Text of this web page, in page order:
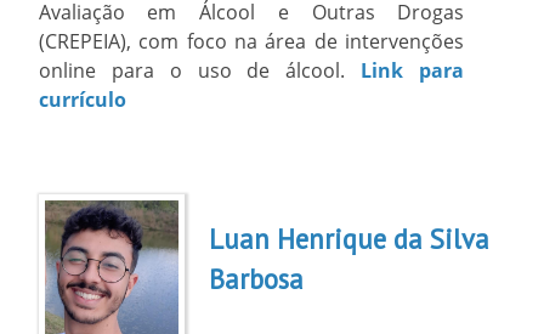
Avaliação em Álcool e Outras Drogas
(CREPEIA), com foco na área de intervenções
online para o uso de álcool. Link para
currículo
Luan Henrique da Silva
Barbosa